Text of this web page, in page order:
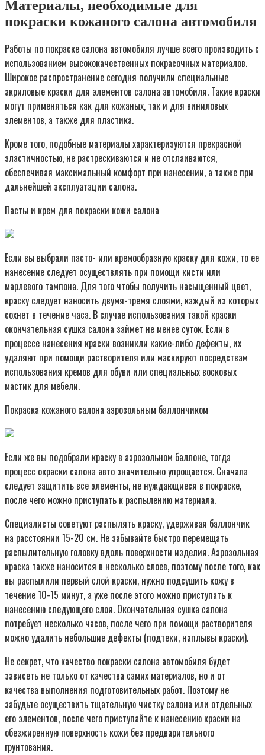
Материалы, необходимые для
покраски кожаного салона автомобиля
Работы по покраске салона автомобиля лучше всего производить с
использованием высококачественных покрасочных материалов.
Широкое распространение сегодня получили специальные
акриловые краски для элементов салона автомобиля. Такие краски
могут применяться как для кожаных, так и для виниловых
элементов, а также для пластика.
Кроме того, подобные материалы характеризуются прекрасной
эластичностью, не растрескиваются и не отслаиваются,
обеспечивая максимальный комфорт при нанесении, а также при
дальнейшей эксплуатации салона.
Пасты и крем для покраски кожи салона
Если вы выбрали пасто- или кремообразную краску для кожи, то ее
нанесение следует осуществлять при помощи кисти или
марлевого тампона. Для того чтобы получить насыщенный цвет,
краску следует наносить двумя-тремя слоями, каждый из которых
сохнет в течение часа. В случае использования такой краски
окончательная сушка салона займет не менее суток. Если в
процессе нанесения краски возникли какие-либо дефекты, их
удаляют при помощи растворителя или маскируют посредствам
использования кремов для обуви или специальных восковых
мастик для мебели.
Покраска кожаного салона аэрозольным баллончиком
Если же вы подобрали краску в аэрозольном баллоне, тогда
процесс окраски салона авто значительно упрощается. Сначала
следует защитить все элементы, не нуждающиеся в покраске,
после чего можно приступать к распылению материала.
Специалисты советуют распылять краску, удерживая баллончик
на расстоянии 15-20 см. Не забывайте быстро перемещать
распылительную головку вдоль поверхности изделия. Аэрозольная
краска также наносится в несколько слоев, поэтому после того, как
вы распылили первый слой краски, нужно подсушить кожу в
течение 10-15 минут, а уже после этого можно приступать к
нанесению следующего слоя. Окончательная сушка салона
потребует несколько часов, после чего при помощи растворителя
можно удалить небольшие дефекты (подтеки, наплывы краски).
Не секрет, что качество покраски салона автомобиля будет
зависеть не только от качества самих материалов, но и от
качества выполнения подготовительных работ. Поэтому не
забудьте осуществить тщательную чистку салона или отдельных
его элементов, после чего приступайте к нанесению краски на
обезжиренную поверхность кожи без предварительного
грунтования.